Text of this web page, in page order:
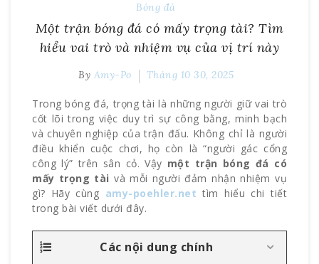
Bóng đá
Một trận bóng đá có mấy trọng tài? Tìm
hiểu vai trò và nhiệm vụ của vị trí này
By Amy-Po Tháng 10 30, 2025
Trong bóng đá, trọng tài là những người giữ vai trò
cốt lõi trong việc duy trì sự công bằng, minh bạch
và chuyên nghiệp của trận đấu. Không chỉ là người
điều khiển cuộc chơi, họ còn là “người gác cổng
công lý” trên sân cỏ. Vậy một trận bóng đá có
mấy trọng tài và mỗi người đảm nhận nhiệm vụ
gì? Hãy cùng amy-poehler.net tìm hiểu chi tiết
trong bài viết dưới đây.
Các nội dung chính